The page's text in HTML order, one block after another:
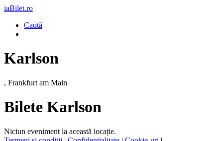
iaBilet.ro
Caută
Karlson
, Frankfurt am Main
Bilete Karlson
Niciun eveniment la această locație.